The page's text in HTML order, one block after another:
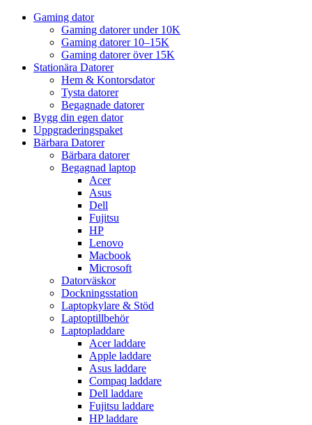
Gaming dator
Gaming datorer under 10K
Gaming datorer 10–15K
Gaming datorer över 15K
Stationära Datorer
Hem & Kontorsdator
Tysta datorer
Begagnade datorer
Bygg din egen dator
Uppgraderingspaket
Bärbara Datorer
Bärbara datorer
Begagnad laptop
Acer
Asus
Dell
Fujitsu
HP
Lenovo
Macbook
Microsoft
Datorväskor
Dockningsstation
Laptopkylare & Stöd
Laptoptillbehör
Laptopladdare
Acer laddare
Apple laddare
Asus laddare
Compaq laddare
Dell laddare
Fujitsu laddare
HP laddare